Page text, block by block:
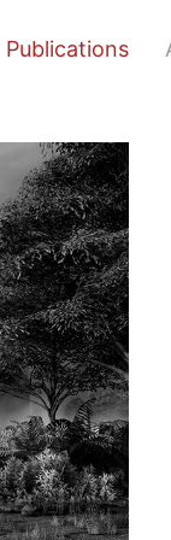
Publications